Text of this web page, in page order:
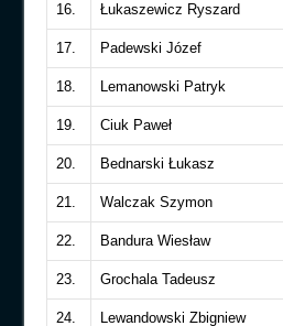
16. Łukaszewicz Ryszard
17. Padewski Józef
18. Lemanowski Patryk
19. Ciuk Paweł
20. Bednarski Łukasz
21. Walczak Szymon
22. Bandura Wiesław
23. Grochala Tadeusz
24. Lewandowski Zbigniew